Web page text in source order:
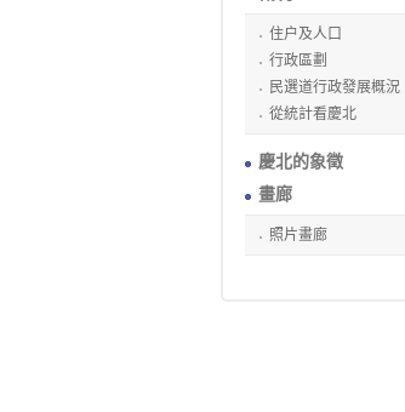
住户及人口
行政區劃
民選道行政發展概況
從統計看慶北
慶北的象徵
畫廊
照片畫廊